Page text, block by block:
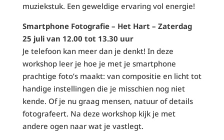
muziekstuk. Een geweldige ervaring vol energie!
Smartphone Fotografie – Het Hart – Zaterdag
25 juli van 12.00 tot 13.30 uur
Je telefoon kan meer dan je denkt! In deze
workshop leer je hoe je met je smartphone
prachtige foto’s maakt: van compositie en licht tot
handige instellingen die je misschien nog niet
kende. Of je nu graag mensen, natuur of details
fotografeert. Na deze workshop kijk je met
andere ogen naar wat je vastlegt.